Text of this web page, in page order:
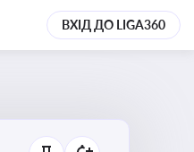
ВХІД ДО LIGA360